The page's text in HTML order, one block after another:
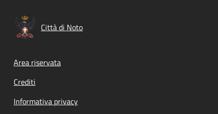
Città di Noto
Footer menu
Area riservata
Crediti
Informativa privacy